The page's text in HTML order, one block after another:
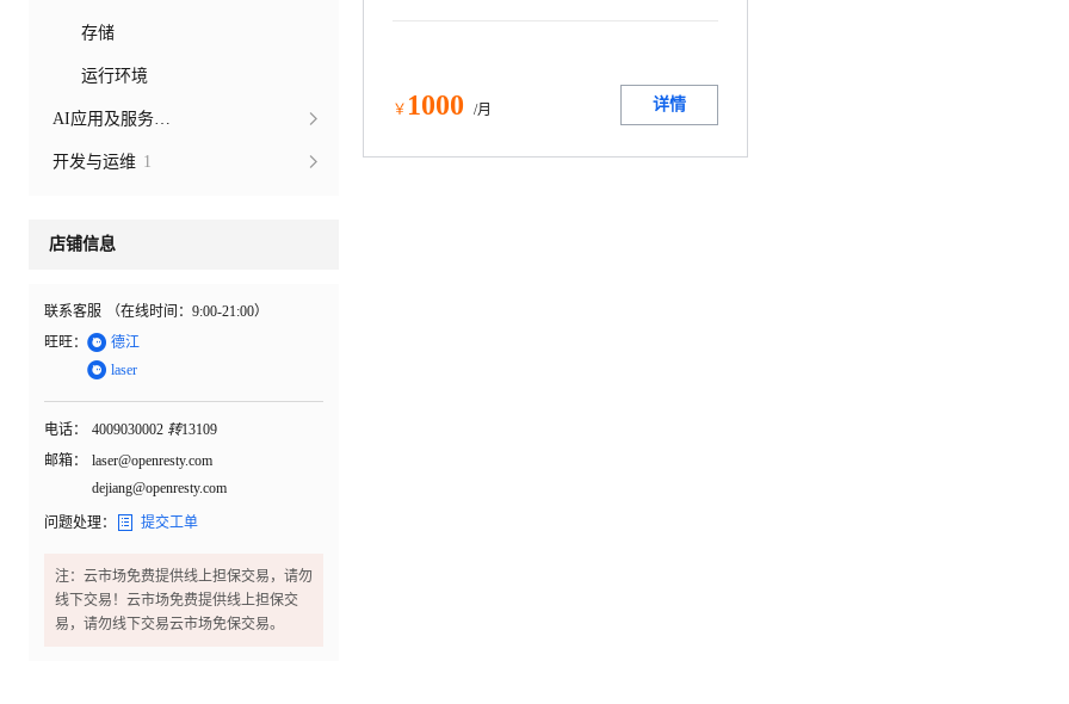
存储
运行环境
AI应用及服务市场
开发与运维 1
店铺信息
联系客服 （在线时间： 9:00-21:00）
旺旺：  德江
 laser
电话： 4009030002 转13109
邮箱：
laser@openresty.com
dejiang@openresty.com
问题处理：  提交工单
注：云市场免费提供线上担保交易，请勿
线下交易！云市场免费提供线上担保交
易，请勿线下交易云市场免保交易。
￥ 1000 /月 详情